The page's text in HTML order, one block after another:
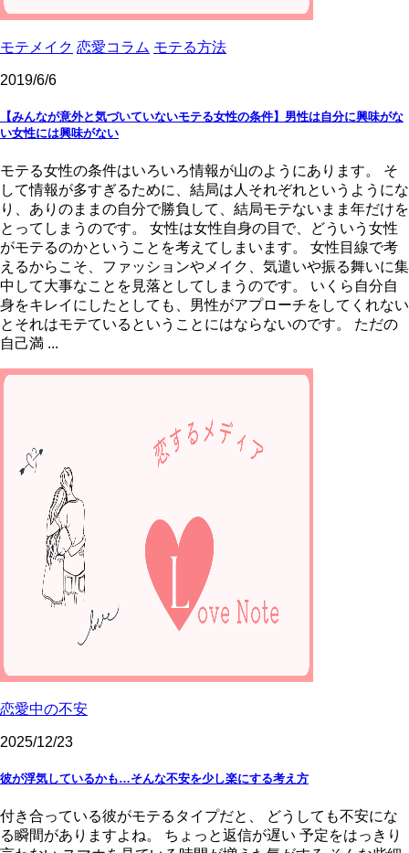
モテメイク 恋愛コラム モテる方法
2019/6/6
【みんなが意外と気づいていないモテる女性の条件】男性は自分に興味がな
い女性には興味がない
モテる女性の条件はいろいろ情報が山のようにあります。 そ
して情報が多すぎるために、結局は人それぞれというようにな
り、ありのままの自分で勝負して、結局モテないまま年だけを
とってしまうのです。 女性は女性自身の目で、どういう女性
がモテるのかということを考えてしまいます。 女性目線で考
えるからこそ、ファッションやメイク、気遣いや振る舞いに集
中して大事なことを見落としてしまうのです。 いくら自分自
身をキレイにしたとしても、男性がアプローチをしてくれない
とそれはモテているということにはならないのです。 ただの
自己満 ...
恋愛中の不安
2025/12/23
彼が浮気しているかも…そんな不安を少し楽にする考え方
付き合っている彼がモテるタイプだと、 どうしても不安にな
る瞬間がありますよね。 ちょっと返信が遅い 予定をはっきり